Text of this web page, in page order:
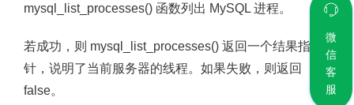
mysql_list_processes() 函数列出 MySQL 进程。
若成功，则 mysql_list_processes() 返回一个结果指
针，说明了当前服务器的线程。如果失败，则返回
false。
微
信
客
服